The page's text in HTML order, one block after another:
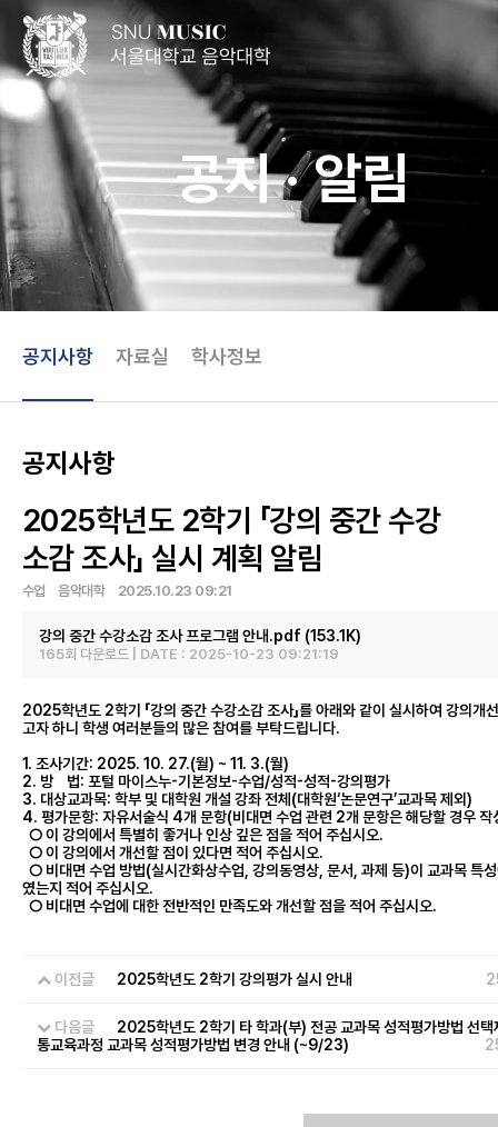
공지 · 알림
공지사항 자료실 학사정보
공지사항
2025학년도 2학기 「강의 중간 수강
소감 조사」 실시 계획 알림
수업 음악대학 2025.10.23 09:21
강의 중간 수강소감 조사 프로그램 안내.pdf (153.1K)
165회 다운로드 | DATE : 2025-10-23 09:21:19
2025학년도 2학기 「강의 중간 수강소감 조사」를 아래와 같이 실시하여 강의개
고자 하니 학생 여러분들의 많은 참여를 부탁드립니다.
1. 조사기간: 2025. 10. 27.(월) ~ 11. 3.(월)
2. 방 법: 포털 마이스누-기본정보-수업/성적-성적-강의평가
3. 대상교과목: 학부 및 대학원 개설 강좌 전체(대학원‘논문연구’교과목 제외)
4. 평가문항: 자유서술식 4개 문항(비대면 수업 관련 2개 문항은 해당할 경우 작
○ 이 강의에서 특별히 좋거나 인상 깊은 점을 적어 주십시오.
○ 이 강의에서 개선할 점이 있다면 적어 주십시오.
○ 비대면 수업 방법(실시간화상수업, 강의동영상, 문서, 과제 등)이 교과목 특
였는지 적어 주십시오.
○ 비대면 수업에 대한 전반적인 만족도와 개선할 점을 적어 주십시오.
이전글 2025학년도 2학기 강의평가 실시 안내
다음글
2025학년도 2학기 타 학과(부) 전공 교과목 성적평가방법 선택
통교육과정 교과목 성적평가방법 변경 안내 (~9/23)